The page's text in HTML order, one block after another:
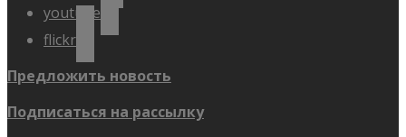
youtube
flickr
Предложить новость
Подписаться на рассылку